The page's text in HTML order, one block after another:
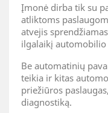
Įmonė dirba tik su
atliktoms
atvejis
ilgalaikį
Be automatinių
teikia ir kitas
priežiūros
diagnostiką.